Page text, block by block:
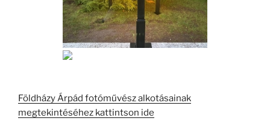
Földházy Árpád fotóművész alkotásainak
megtekintéséhez kattintson ide